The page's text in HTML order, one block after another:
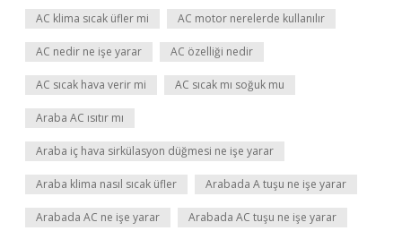
AC klima sıcak üfler mi AC motor nerelerde kullanılır
AC nedir ne işe yarar AC özelliği nedir
AC sıcak hava verir mi AC sıcak mı soğuk mu
Araba AC ısıtır mı
Araba iç hava sirkülasyon düğmesi ne işe yarar
Araba klima nasıl sıcak üfler Arabada A tuşu ne işe yarar
Arabada AC ne işe yarar Arabada AC tuşu ne işe yarar